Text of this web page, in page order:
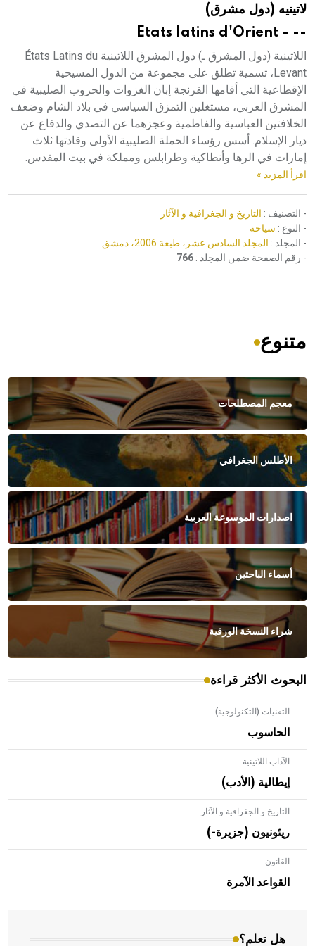
هيئة الموسوعة العربية تطلق موسوعات جديدة في عام 2026لاتينيه (دول مشرق)
-- - Etats latins d'Orient
اللاتينية (دول المشرق ـ) دول المشرق اللاتينية États Latins du
Levant، تسمية تطلق على مجموعة من الدول المسيحية
الإقطاعية التي أقامها الفرنجة إبان الغزوات والحروب الصليبية في
المشرق العربي، مستغلين التمزق السياسي في بلاد الشام وضعف
الخلافتين العباسية والفاطمية وعجزهما عن التصدي والدفاع عن
ديار الإسلام. أسس رؤساء الحملة الصليبية الأولى وقادتها ثلاث
إمارات في الرها وأنطاكية وطرابلس ومملكة في بيت المقدس.
اقرأ المزيد »
- التصنيف : التاريخ و الجغرافية و الآثار
- النوع : سياحة
- المجلد : المجلد السادس عشر، طبعة 2006، دمشق
- رقم الصفحة ضمن المجلد : 766
متنوع
معجم المصطلحات
الأطلس الجغرافي
اصدارات الموسوعة العربية
أسماء الباحثين
شراء النسخة الورقية
البحوث الأكثر قراءة
التقنيات (التكنولوجية)
الحاسوب
الآداب اللاتينية
إيطالية (الأدب)
التاريخ و الجغرافية و الآثار
ريئونيون (جزيرة-)
القانون
القواعد الآمرة
هل تعلم؟
- هل تعلم أن الأبلق نوع من الفنون الهندسية التي ارتبطت
بالعمارة الإسلامية في بلاد الشام ومصر خاصة، حيث يحرص
المعمار على بناء مداميكه وخاصة في الواجهات